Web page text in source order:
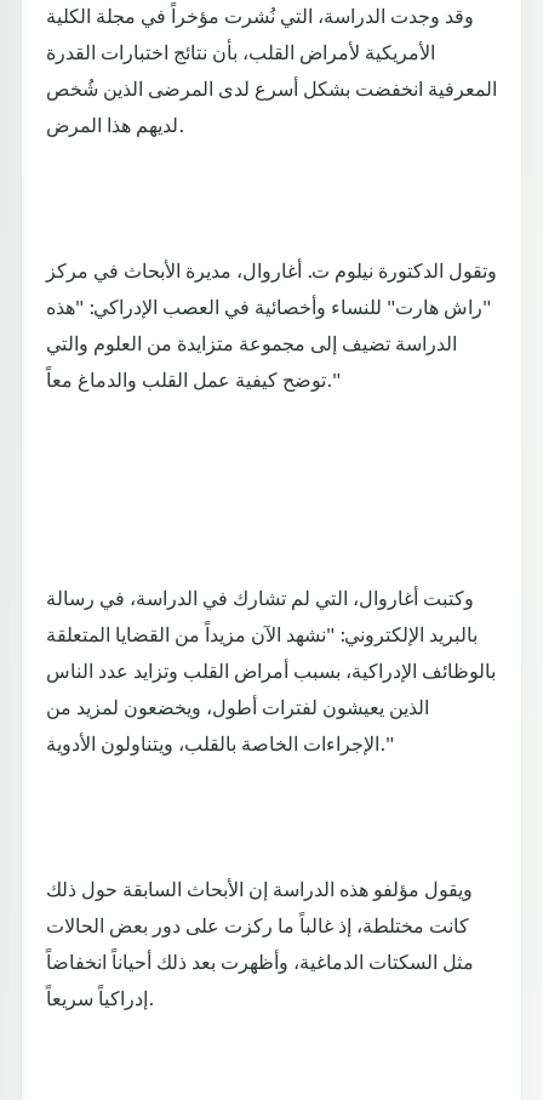
وقد وجدت الدراسة، التي نُشرت مؤخراً في مجلة الكلية
الأمريكية لأمراض القلب، بأن نتائج اختبارات القدرة
المعرفية انخفضت بشكل أسرع لدى المرضى الذين شُخص
لديهم هذا المرض.
وتقول الدكتورة نيلوم ت. أغاروال، مديرة الأبحاث في مركز
"راش هارت" للنساء وأخصائية في العصب الإدراكي: "هذه
الدراسة تضيف إلى مجموعة متزايدة من العلوم والتي
توضح كيفية عمل القلب والدماغ معاً."
وكتبت أغاروال، التي لم تشارك في الدراسة، في رسالة
بالبريد الإلكتروني: "نشهد الآن مزيداً من القضايا المتعلقة
بالوظائف الإدراكية، بسبب أمراض القلب وتزايد عدد الناس
الذين يعيشون لفترات أطول، ويخضعون لمزيد من
الإجراءات الخاصة بالقلب، ويتناولون الأدوية."
ويقول مؤلفو هذه الدراسة إن الأبحاث السابقة حول ذلك
كانت مختلطة، إذ غالباً ما ركزت على دور بعض الحالات
مثل السكتات الدماغية، وأظهرت بعد ذلك أحياناً انخفاضاً
إدراكياً سريعاً.